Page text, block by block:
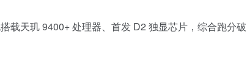
载天玑 9400+ 处理器、首发 D2 独显芯片，综合跑分